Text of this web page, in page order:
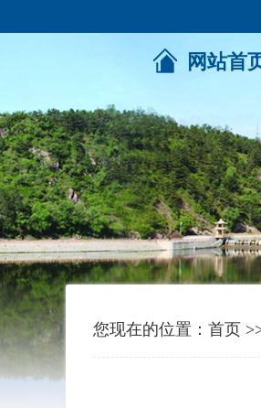
网站首
您现在的位置： 首页